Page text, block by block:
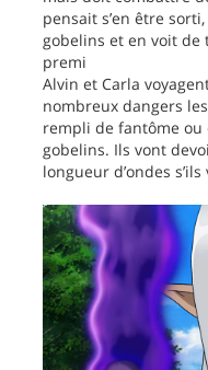
pensait s’en être
gobelins et en voit de
premi
Alvin et Carla
nombreux dangers
rempli de fantôme ou
gobelins. Ils vont
longueur d’ondes